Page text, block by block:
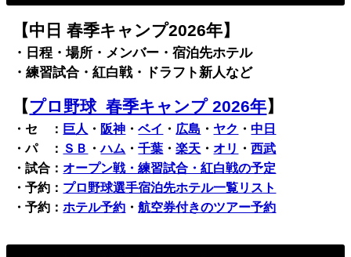
【中日春季キャンプ2026年】
・日程・場所・メンバー・宿泊先ホテル
・練習試合・紅白戦・ドラフト新人など
【プロ野球 春季キャンプ 2026年】
・セ ： 巨人 ・ 阪神 ・ベイ ・ 広島 ・ ヤク ・中日
・パ ： ＳＢ ・ハム ・千葉 ・楽天 ・オリ ・西武
・試合：オープン戦・練習試合・紅白戦の予定
・予約： プロ野球選手宿泊先ホテル一覧リスト
・予約：ホテル予約 ・航空券付きのツアー予約